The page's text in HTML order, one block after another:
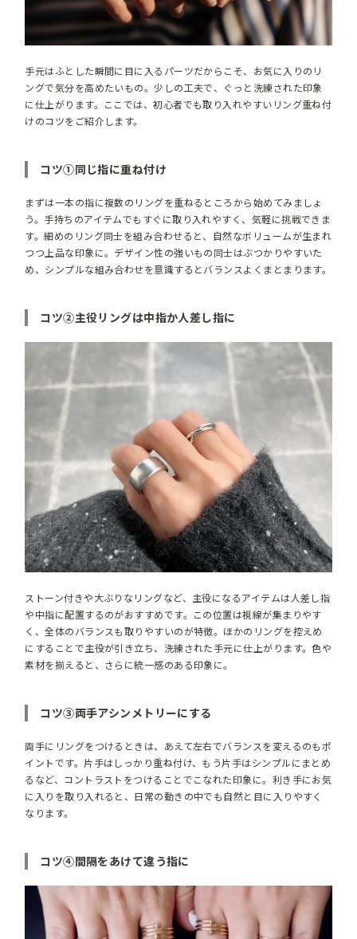
手元はふとした瞬間に目に入るパーツだからこそ、お気に入りのリ
ングで気分を高めたいもの。少しの工夫で、ぐっと洗練された印象
に仕上がります。ここでは、初心者でも取り入れやすいリング重ね付
けのコツをご紹介します。
コツ①同じ指に重ね付け
まずは一本の指に複数のリングを重ねるところから始めてみましょ
う。手持ちのアイテムでもすぐに取り入れやすく、気軽に挑戦できま
す。細めのリング同士を組み合わせると、自然なボリュームが生まれ
つつ上品な印象に。デザイン性の強いもの同士はぶつかりやすいた
め、シンプルな組み合わせを意識するとバランスよくまとまります。
コツ②主役リングは中指か人差し指に
ストーン付きや大ぶりなリングなど、主役になるアイテムは人差し指
や中指に配置するのがおすすめです。この位置は視線が集まりやす
く、全体のバランスも取りやすいのが特徴。ほかのリングを控えめ
にすることで主役が引き立ち、洗練された手元に仕上がります。色や
素材を揃えると、さらに統一感のある印象に。
コツ③両手アシンメトリーにする
両手にリングをつけるときは、あえて左右でバランスを変えるのもポ
イントです。片手はしっかり重ね付け、もう片手はシンプルにまとめ
るなど、コントラストをつけることでこなれた印象に。利き手にお気
に入りを取り入れると、日常の動きの中でも自然と目に入りやすく
なります。
コツ④間隔をあけて違う指に